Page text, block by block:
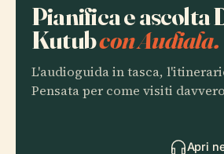
Pianifica e ascolta
Kutubcon Audiala.
L'audioguida in tasca,
Pensata per come visiti
Apri